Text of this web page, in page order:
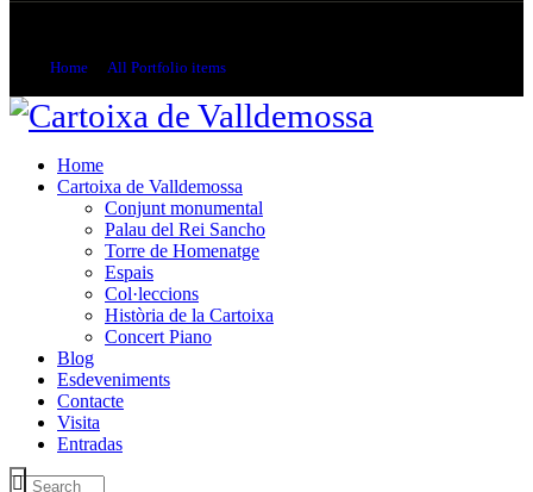
Home All Portfolio items
Home
Cartoixa de Valldemossa
Conjunt monumental
Palau del Rei Sancho
Torre de Homenatge
Espais
Col·leccions
Història de la Cartoixa
Concert Piano
Blog
Esdeveniments
Contacte
Visita
Entradas